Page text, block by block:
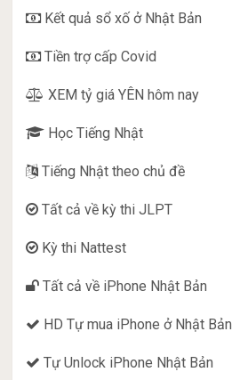
Kết quả sổ xố ở Nhật Bản
Tiền trợ cấp Covid
XEM tỷ giá YÊN hôm nay
Học Tiếng Nhật
Tiếng Nhật theo chủ đề
Tất cả về kỳ thi JLPT
Kỳ thi Nattest
Tất cả về iPhone Nhật Bản
HD Tự mua iPhone ở Nhật Bản
Tự Unlock iPhone Nhật Bản